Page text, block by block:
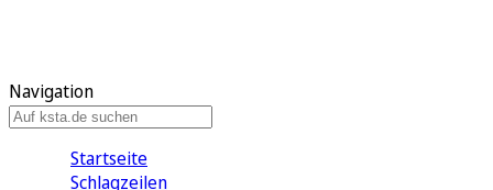
Navigation
Startseite
Schlagzeilen